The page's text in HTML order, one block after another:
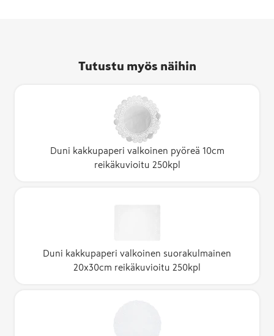
Tutustu myös näihin
Duni kakkupaperi valkoinen pyöreä 10cm
reikäkuvioitu 250kpl
Duni kakkupaperi valkoinen suorakulmainen
20x30cm reikäkuvioitu 250kpl